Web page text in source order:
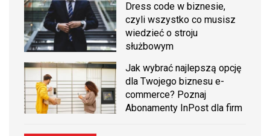
Dress code w biznesie,
czyli wszystko co musisz
wiedzieć o stroju
służbowym
Jak wybrać najlepszą opcję
dla Twojego biznesu e-
commerce? Poznaj
Abonamenty InPost dla firm